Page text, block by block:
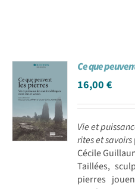
Ce que
16,00€
Vie et
rites et savoirs
Cécile
Taillées,
pierres